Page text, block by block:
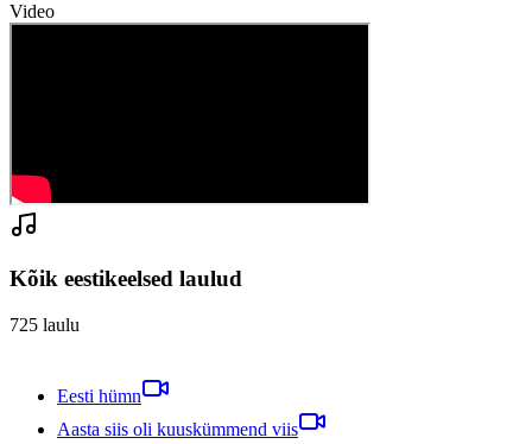
Video
Kõik eestikeelsed laulud
725 laulu
Eesti hümn
Aasta siis oli kuuskümmend viis